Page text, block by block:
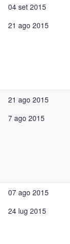
04 set 2015
21 ago 2015
21 ago 2015
7 ago 2015
07 ago 2015
24 lug 2015